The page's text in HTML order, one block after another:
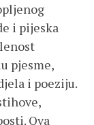
i pijeska
pjesme,
i poeziju.
Ova